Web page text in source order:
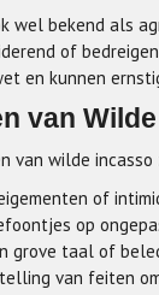
wel bekend als
of
en kunnen
van
van wilde incasso
of
op
grove taal of
van feiten